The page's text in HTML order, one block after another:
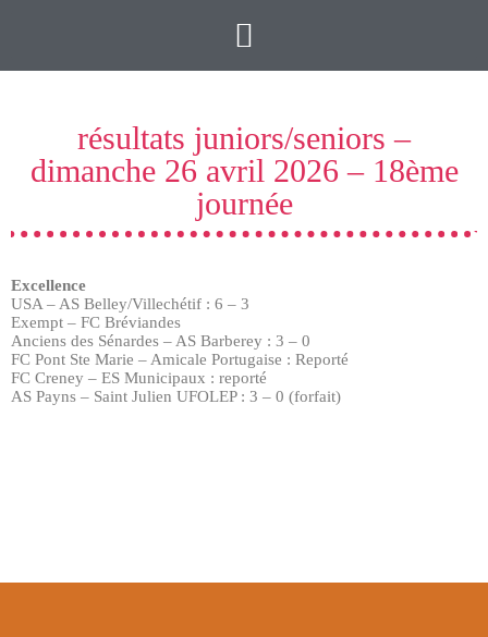
résultats juniors/seniors –
dimanche 26 avril 2026 – 18ème
journée
Excellence
USA – AS Belley/Villechétif : 6 – 3
Exempt – FC Bréviandes
Anciens des Sénardes – AS Barberey : 3 – 0
FC Pont Ste Marie – Amicale Portugaise : Reporté
FC Creney – ES Municipaux : reporté
AS Payns – Saint Julien UFOLEP : 3 – 0 (forfait)